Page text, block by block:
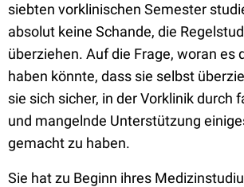
siebten vorklinischen Semester
absolut keine Schande, die
überziehen. Auf die Frage, woran es
haben könnte, dass sie selbst
sie sich sicher, in der Vorklinik durch
und mangelnde Unterstützung
gemacht zu haben.
Sie hat zu Beginn ihres